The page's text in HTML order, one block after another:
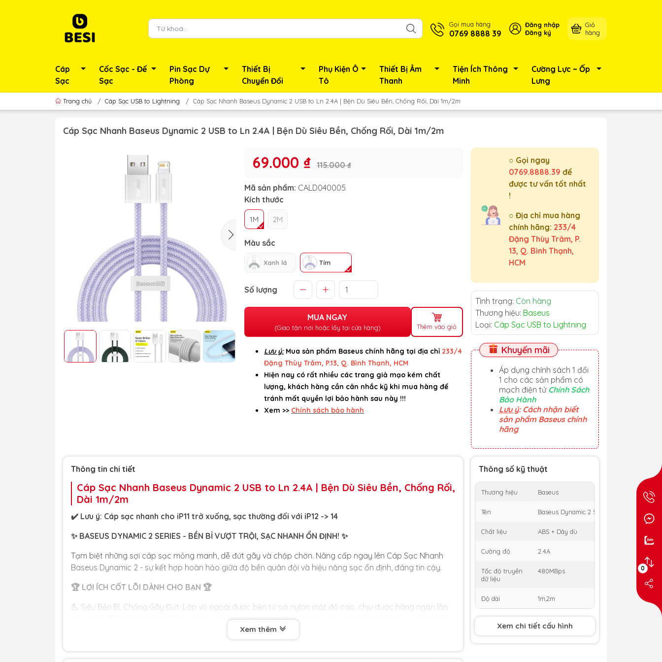
Gọi mua hàng
0769 8888 39
Đăng nhập
Đăng ký
Giỏ
hàng
Cáp
Sạc
Cốc Sạc - Đế
Sạc
Pin Sạc Dự
Phòng
Thiết Bị
Chuyển Đổi
Phụ Kiện Ô
Tô
Thiết Bị Âm
Thanh
Tiện Ích Thông
Minh
Cường Lực ~ Ốp
Lưng
Trang chủ / Cáp Sạc USB to Lightning / Cáp Sạc Nhanh Baseus Dynamic 2 USB to Ln 2.4A | Bện Dù Siêu Bền, Chống Rối, Dài 1m/2m
Cáp Sạc Nhanh Baseus Dynamic 2 USB to Ln 2.4A | Bện Dù Siêu Bền, Chống Rối, Dài 1m/2m
69.000 ₫ 115.000 ₫
Mã sản phẩm: CALD040005
Kích thước
1M 2M
Màu sắc
Xanh lá Tím
Số lượng
MUA NGAY
(Giao tận nơi hoặc lấy tại cửa hàng) Thêm vào giỏ
Lưu ý: Mua sản phẩm Baseus chính hãng tại địa chỉ 233/4
Đặng Thùy Trâm, P.13, Q. Bình Thạnh, HCM
Hiện nay có rất nhiều các trang giả mạo kém chất
lượng, khách hàng cần cân nhắc kỹ khi mua hàng để
tránh mất quyền lợi bảo hành sau này !!!
Xem >> Chính sách bảo hành
0
○ Gọi ngay
0769.8888.39 để
được tư vấn tốt nhất
!
○ Địa chỉ mua hàng
chính hãng: 233/4
Đặng Thùy Trâm, P.
13, Q. Bình Thạnh,
HCM
Tình trạng: Còn hàng
Thương hiệu: Baseus
Loại: Cáp Sạc USB to Lightning
Khuyến mãi
Áp dụng chính sách 1 đổi
1 cho các sản phẩm có
mạch điện tử Chính Sách
Bảo Hành
Lưu ý: Cách nhận biết
sản phẩm Baseus chính
hãng
Thông số kỹ thuật
Thương hiệu Baseus
Tên Baseus Dynamic 2 Series Fast Charging
Chất liệu ABS + Dây dù
Cường độ 2.4A
Tốc độ truyền
dữ liệu
480MBps
Độ dài 1m,2m
Xem chi tiết cấu hình
Thông tin chi tiết
Cáp Sạc Nhanh Baseus Dynamic 2 USB to Ln 2.4A | Bện Dù Siêu Bền, Chống Rối,
Dài 1m/2m
✔️ Lưu ý: Cáp sạc nhanh cho iP11 trở xuống, sạc thường đối với iP12 -> 14
✨ BASEUS DYNAMIC 2 SERIES - BỀN BỈ VƯỢT TRỘI, SẠC NHANH ỔN ĐỊNH! ✨
Tạm biệt những sợi cáp sạc mỏng manh, dễ đứt gãy và chập chờn. Nâng cấp ngay lên Cáp Sạc Nhanh
Baseus Dynamic 2 - sự kết hợp hoàn hảo giữa độ bền quân đội và hiệu năng sạc ổn định, đáng tin cậy.
🏆 LỢI ÍCH CỐT LÕI DÀNH CHO BẠN 🏆
💪 Siêu Bền Bỉ, Chống Gãy Đứt: Lớp vỏ ngoài được bện từ sợi nylon mật độ cao, chịu được hàng ngàn lần
uốn cong. Thiết kế cổ cáp được gia cố đặc biệt, giải quyết triệt để vấn đề gãy ngầm sau một thời gian sử
⚡️ Sạc Nhanh & An Toàn: Hỗ trợ dòng điện lên đến 2.4A, giúp sạc thiết bị của bạn nhanh chóng và ổn định.
Xem thêm